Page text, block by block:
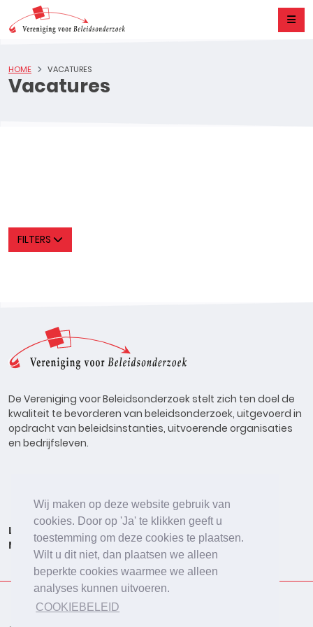
Wij maken op deze website gebruik van
cookies. Door op 'Ja' te klikken geeft u
toestemming om deze cookies te plaatsen.
Wilt u dit niet, dan plaatsen we alleen
beperkte cookies waarmee we alleen
analyses kunnen uitvoeren.
COOKIEBELEID
Vacatures
HOME VACATURES
FILTERS
De Vereniging voor Beleidsonderzoek stelt zich ten doel de
kwaliteit te bevorderen van beleidsonderzoek, uitgevoerd in
opdracht van beleidsinstanties, uitvoerende organisaties
en bedrijfsleven.
Lid worden Onderzoeken Agenda
Vacatures
Meldpunt Beleidsonderzoek Online